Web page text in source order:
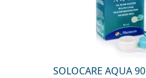
SOLOCARE AQUA